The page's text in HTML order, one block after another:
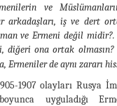
ve
arkadaşları, iş ve dert
ve Ermeni değil
ona ortak olmasın?
Ermeniler de aynı zararı
1907 olayları Rusya
uyguladığı